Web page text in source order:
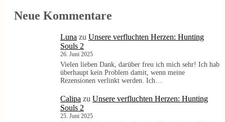
Neue Kommentare
Luna zu Unsere verfluchten Herzen: Hunting
Souls 2
26. Juni 2025
Vielen lieben Dank, darüber freu ich mich sehr! Ich hab
überhaupt kein Problem damit, wenn meine
Rezensionen verlinkt werden. Ich…
Calipa zu Unsere verfluchten Herzen: Hunting
Souls 2
25. Juni 2025